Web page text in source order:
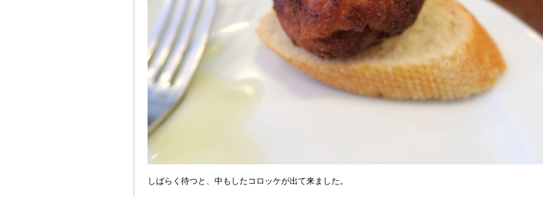
しばらく待つと、中もしたコロッケが出て来ました。